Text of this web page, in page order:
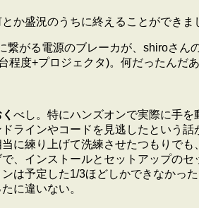
か盛況のうちに終えることができ
がる電源のブレーカが、shiroさ
度+プロジェクタ)。何だったんだ
べし。特にハンズオンで実際に手
ラインやコードを見逃したという
に練り上げて洗練させたつもりで
、インストールとセットアップのセ
は予定した1/3ほどしかできなか
に違いない。